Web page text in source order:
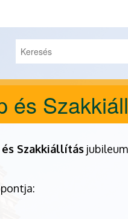
Keresés űrlap
Keresés
és
és Szakkiállítás